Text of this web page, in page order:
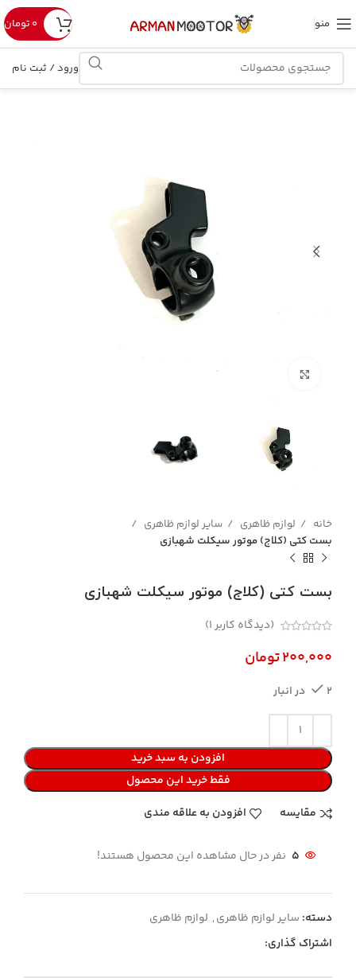
منو ۰ تومان
ورود / ثبت نام
خانه لوازم ظاهری
سایر لوازم ظاهری
بست کتی (کلاج) موتور سیکلت شهبازی
بست کتی (کلاج) موتور سیکلت شهبازی
(دیدگاه کاربر1
)
تومان
2 در انبار
افزودن به سبد خرید
فقط خرید این محصول
مقایسه
افزودن به علاقه مندی
5 نفر در حال مشاهده این محصول هستند!
دسته: سایر لوازم ظاهری, لوازم ظاهری
اشتراک گذاری: